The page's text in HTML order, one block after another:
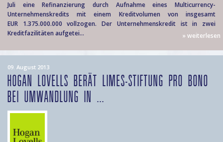
Juli eine Refinanzierung durch Aufnahme eines Multicurrency-
Unternehmenskredits mit einem Kreditvolumen von insgesamt
EUR 1.375.000.000 vollzogen. Der Unternehmenskredit ist in zwei
Kreditfazilitäten aufgetei...
» weiterlesen
09. August 2013
HOGAN LOVELLS BERÄT LIMES-STIFTUNG PRO BONO
BEI UMWANDLUNG IN ...